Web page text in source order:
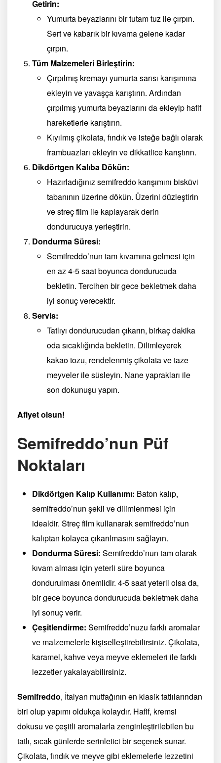
Getirin:
Yumurta beyazlarını bir tutam tuz ile çırpın.
Sert ve kabarık bir kıvama gelene kadar
çırpın.
Tüm Malzemeleri Birleştirin:
Çırpılmış kremayı yumurta sarısı karışımına
ekleyin ve yavaşça karıştırın. Ardından
çırpılmış yumurta beyazlarını da ekleyip hafif
hareketlerle karıştırın.
Kıyılmış çikolata, fındık ve isteğe bağlı olarak
frambuazları ekleyin ve dikkatlice karıştırın.
Dikdörtgen Kalıba Dökün:
Hazırladığınız semifreddo karışımını bisküvi
tabanının üzerine dökün. Üzerini düzleştirin
ve streç film ile kaplayarak derin
dondurucuya yerleştirin.
Dondurma Süresi:
Semifreddo’nun tam kıvamına gelmesi için
en az 4-5 saat boyunca dondurucuda
bekletin. Tercihen bir gece bekletmek daha
iyi sonuç verecektir.
Servis:
Tatlıyı dondurucudan çıkarın, birkaç dakika
oda sıcaklığında bekletin. Dilimleyerek
kakao tozu, rendelenmiş çikolata ve taze
meyveler ile süsleyin. Nane yaprakları ile
son dokunuşu yapın.
Afiyet olsun!
Semifreddo’nun Püf
Noktaları
Dikdörtgen Kalıp Kullanımı: Baton kalıp,
semifreddo’nun şekli ve dilimlenmesi için
idealdir. Streç film kullanarak semifreddo’nun
kalıptan kolayca çıkarılmasını sağlayın.
Dondurma Süresi: Semifreddo’nun tam olarak
kıvam alması için yeterli süre boyunca
dondurulması önemlidir. 4-5 saat yeterli olsa da,
bir gece boyunca dondurucuda bekletmek daha
iyi sonuç verir.
Çeşitlendirme: Semifreddo’nuzu farklı aromalar
ve malzemelerle kişiselleştirebilirsiniz. Çikolata,
karamel, kahve veya meyve eklemeleri ile farklı
lezzetler yakalayabilirsiniz.
Semifreddo, İtalyan mutfağının en klasik tatlılarından
biri olup yapımı oldukça kolaydır. Hafif, kremsi
dokusu ve çeşitli aromalarla zenginleştirilebilen bu
tatlı, sıcak günlerde serinletici bir seçenek sunar.
Çikolata, fındık ve meyve gibi eklemelerle lezzetini